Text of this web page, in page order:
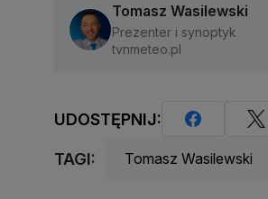
Tomasz Wasilewski
Prezenter i synoptyk
tvnmeteo.pl
UDOSTĘPNIJ:
TAGI: Tomasz Wasilewski